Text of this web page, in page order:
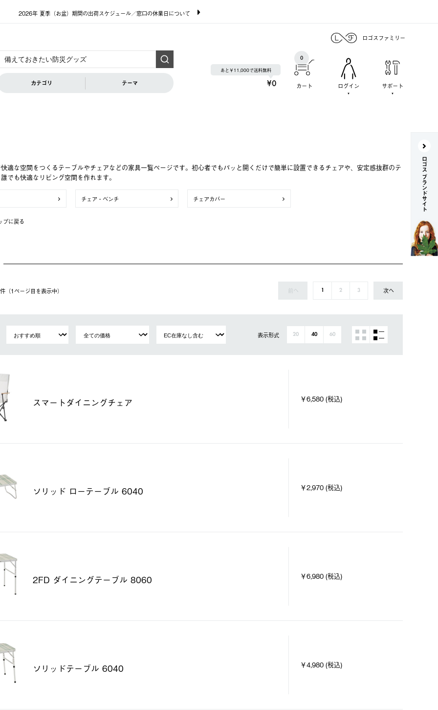
2026年 夏季（お盆）期間の出荷スケジュール／窓口の休業日について
ロゴスファミリー
カテゴリ テーマ
あと￥11,000で送料無料
¥0 カート
0
ログイン サポート
適な空間をつくるテーブルやチェアなどの家具一覧ページです。初心者でもパッと開くだけで簡単に設置できるチェアや、安定感抜群のテ
でも快適なリビング空間を作れます。
チェア・ベンチ チェアカバー
プに戻る
（1ページ⽬を表⽰中） 前へ 1 2 3 次へ
表示形式 20 40 60
スマートダイニングチェア ￥6,580 (税込)
ソリッド ローテーブル 6040 ￥2,970 (税込)
2FD ダイニングテーブル 8060 ￥6,980 (税込)
ソリッドテーブル 6040 ￥4,980 (税込)
ロゴス ブランドサイト